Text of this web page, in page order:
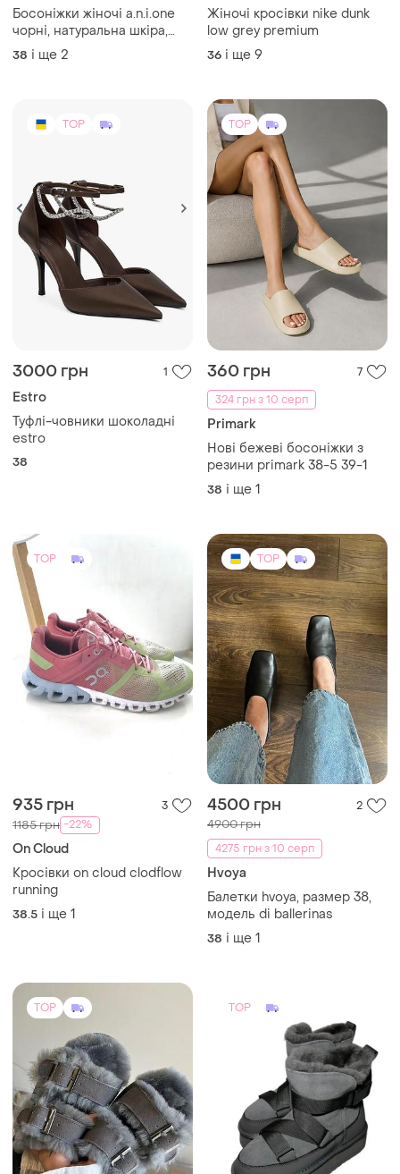
Босоніжки жіночі a.n.i.one
чорні, натуральна шкіра,
платформа 38–40
38 і ще 2
Жіночі кросівки nike dunk
low grey premium
36 і ще 9
TOP
3000 грн 1
Estro
Туфлі-човники шоколадні
estro
38
TOP
360 грн
7
324 грн з 10 серп
Primark
Нові бежеві босоніжки з
резини primark 38-5 39-1
38 і ще 1
TOP
935 грн 3
1185 грн -22%
On Cloud
Кросівки on cloud clodflow
running
38.5 і ще 1
TOP
4500 грн 2
4900 грн
4275 грн з 10 серп
Hvoya
Балетки hvoya, размер 38,
модель di ballerinas
38 і ще 1
TOP TOP